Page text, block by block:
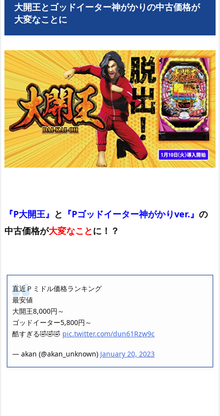
大開王とゴッドイーター神がかりの中古価格が
大変なことに
『P大開王』 と 『Pゴッドイーター神がかりver.』 の
中古価格が大変なことに！？
直近Ｐミドル価格ランキング
最安値
大開王8,000円～
ゴッドイーター5,800円～
酷すぎる🤣🤣🤣 pic.twitter.com/dun61Rzw9c
— akan (@akan_unknown) January 20, 2023